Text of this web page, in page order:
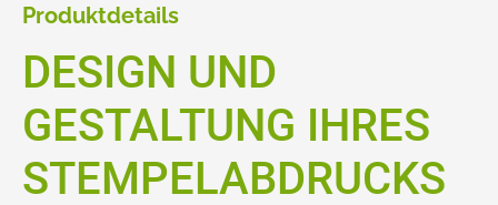
Produktdetails
DESIGN UND
GESTALTUNG IHRES
STEMPELABDRUCKS